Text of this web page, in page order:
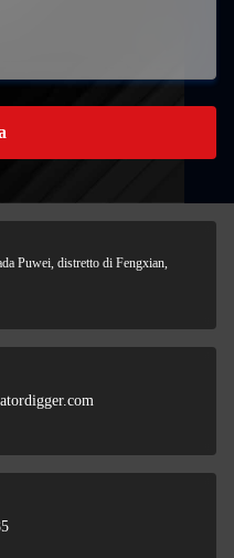
Puwei, distretto di Fengxian,